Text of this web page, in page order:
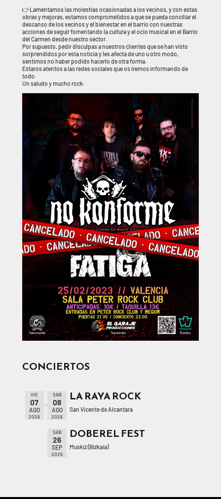
👉Lamentamos las molestias ocasionadas a los vecinos, y con estas
obras y mejoras, estamos comprometidos a que se pueda conciliar el
descanso de los vecinos y el bienestar en el barrio con nuestras
acciones de seguir fomentando la cultura y el ocio musical en el Barrio
del Carmen desde nuestro sector.
Por supuesto, pedir disculpas a nuestros clientes que se han visto
sorprendidos por esta noticia y les afecta de uno u otro modo,
sentimos no haber podido hacerlo de otra forma.
Estaros atentos a las redes sociales que os iremos informando de
todo.
Un saludo y mucho rock.
CONCIERTOS
VIE
07
AGO
2026
SÁB
08
AGO
2026
LA RAYA ROCK
San Vicente de Alcantara
SÁB
26
SEP
2026
DOBEREL FEST
Muskiz (Bizkaia)